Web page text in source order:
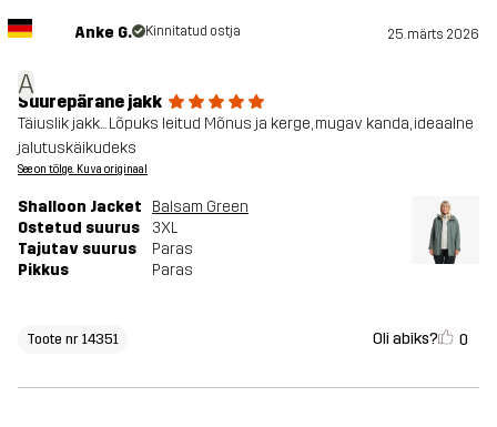
A
Anke G. Kinnitatud ostja 25. märts 2026
Suurepärane jakk
Täiuslik jakk... Lõpuks leitud Mõnus ja kerge, mugav kanda, ideaalne
jalutuskäikudeks
See on tõlge. Kuva originaal
Shalloon Jacket
Balsam Green
Ostetud suurus
3XL
Tajutav suurus
Paras
Pikkus
Paras
Toote nr 14351 Oli abiks? 0